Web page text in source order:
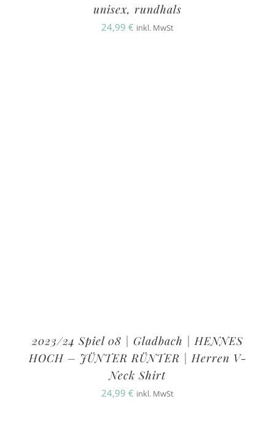
unisex, rundhals
24,99 € inkl. MwSt
2023/24 Spiel 08 | Gladbach | HENNES
HOCH – JÜNTER RÜNTER | Herren V-
Neck Shirt
24,99 € inkl. MwSt